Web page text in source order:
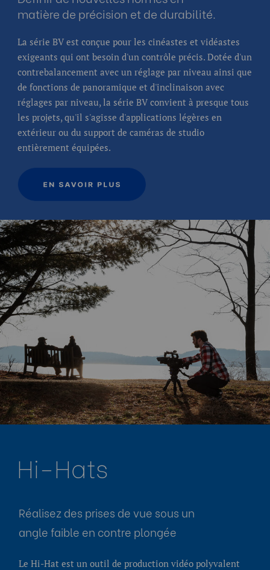
La série BV est conçue pour les cinéastes et vidéastes
exigeants qui ont besoin d'un contrôle précis. Dotée d'un
contrebalancement avec un réglage par niveau ainsi que
de fonctions de panoramique et d'inclinaison avec
réglages par niveau, la série BV convient à presque tous
les projets, qu'il s'agisse d'applications légères en
extérieur ou du support de caméras de studio
entièrement équipées.
matière de précision et de durabilité.
Hi-Hats
Le Hi-Hat est un outil de production vidéo polyvalent
Réalisez des prises de vue sous un
angle faible en contre plongée